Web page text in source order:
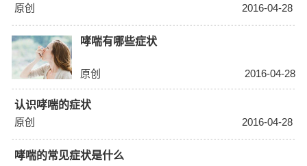
原创
2016-04-28
哮喘有哪些症状
原创 2016-04-28
认识哮喘的症状
原创
2016-04-28
哮喘的常见症状是什么